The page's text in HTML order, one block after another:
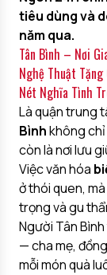
tiêu dùng và
năm qua.
Tân Bình – Nơi
Nghệ Thuật Tặng
Nét Nghĩa Tình
Là quận trung
Bìnhkhông
còn là nơi lưu
Việc văn hóa
ở thói quen,
trọng và gu
Người Tân
— cha mẹ,
mỗi món quà